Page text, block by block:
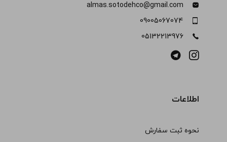
almas.sotodehco@gmail.com
09005067074
05132213976
اطلاعات
نحوه ثبت سفارش